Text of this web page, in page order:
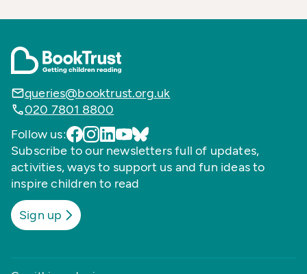
queries@booktrust.org.uk
020 7801 8800
Follow us:
Subscribe to our newsletters full of updates,
activities, ways to support us and fun ideas to
inspire children to read
Sign up